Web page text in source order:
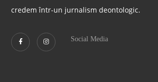
credem într-un jurnalism deontologic.
Social Media